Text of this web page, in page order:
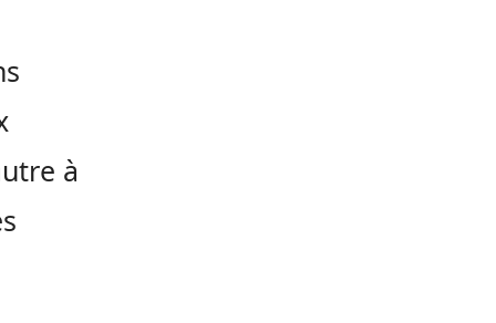
à